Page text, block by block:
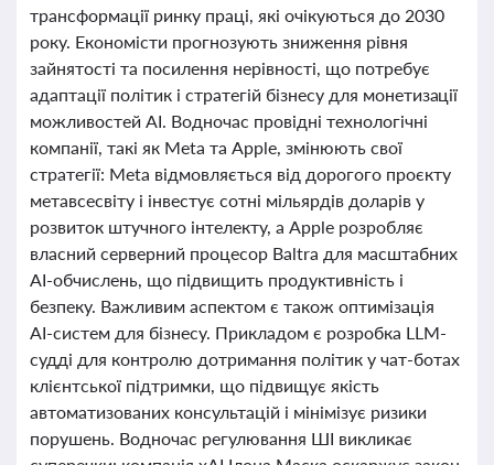
трансформації ринку праці, які очікуються до 2030
року. Економісти прогнозують зниження рівня
зайнятості та посилення нерівності, що потребує
адаптації політик і стратегій бізнесу для монетизації
можливостей AI. Водночас провідні технологічні
компанії, такі як Meta та Apple, змінюють свої
стратегії: Meta відмовляється від дорогого проєкту
метавсесвіту і інвестує сотні мільярдів доларів у
розвиток штучного інтелекту, а Apple розробляє
власний серверний процесор Baltra для масштабних
AI-обчислень, що підвищить продуктивність і
безпеку. Важливим аспектом є також оптимізація
AI-систем для бізнесу. Прикладом є розробка LLM-
судді для контролю дотримання політик у чат-ботах
клієнтської підтримки, що підвищує якість
автоматизованих консультацій і мінімізує ризики
порушень. Водночас регулювання ШІ викликає